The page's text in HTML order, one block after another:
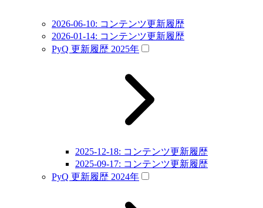
2026-06-10: コンテンツ更新履歴
2026-01-14: コンテンツ更新履歴
PyQ 更新履歴 2025年
2025-12-18: コンテンツ更新履歴
2025-09-17: コンテンツ更新履歴
PyQ 更新履歴 2024年